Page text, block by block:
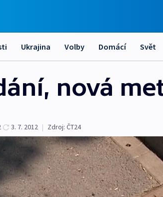
Ukrajina Volby Domácí Svět
nová
3. 7. 2012 | Zdroj: ČT24